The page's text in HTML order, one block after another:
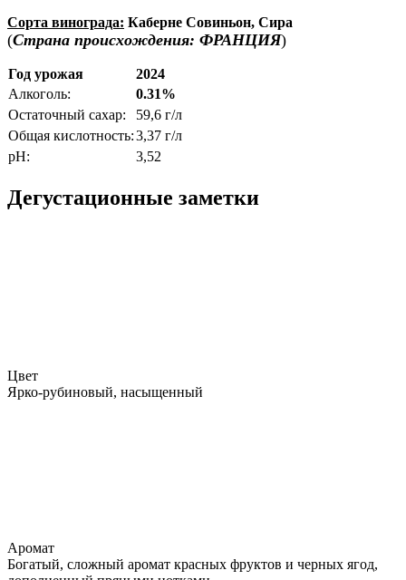
Сорта винограда: Каберне Совиньон, Сира
(Страна происхождения: ФРАНЦИЯ)
Год урожая 2024
Алкоголь:
0.31%
Остаточный сахар:
59,6 г/л
Общая кислотность:3,37 г/л
pH:
3,52
Дегустационные заметки
Цвет
Ярко-рубиновый, насыщенный
Аромат
Богатый, сложный аромат красных фруктов и черных ягод,